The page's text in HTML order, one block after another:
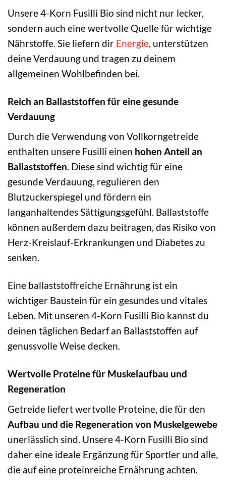
Unsere 4-Korn Fusilli Bio sind nicht nur lecker,
sondern auch eine wertvolle Quelle für wichtige
Nährstoffe. Sie liefern dir Energie, unterstützen
deine Verdauung und tragen zu deinem
allgemeinen Wohlbefinden bei.
Reich an Ballaststoffen für eine gesunde
Verdauung
Durch die Verwendung von Vollkorngetreide
enthalten unsere Fusilli einen hohen Anteil an
Ballaststoffen. Diese sind wichtig für eine
gesunde Verdauung, regulieren den
Blutzuckerspiegel und fördern ein
langanhaltendes Sättigungsgefühl. Ballaststoffe
können außerdem dazu beitragen, das Risiko von
Herz-Kreislauf-Erkrankungen und Diabetes zu
senken.
Eine ballaststoffreiche Ernährung ist ein
wichtiger Baustein für ein gesundes und vitales
Leben. Mit unseren 4-Korn Fusilli Bio kannst du
deinen täglichen Bedarf an Ballaststoffen auf
genussvolle Weise decken.
Wertvolle Proteine für Muskelaufbau und
Regeneration
Getreide liefert wertvolle Proteine, die für den
Aufbau und die Regeneration von Muskelgewebe
unerlässlich sind. Unsere 4-Korn Fusilli Bio sind
daher eine ideale Ergänzung für Sportler und alle,
die auf eine proteinreiche Ernährung achten.